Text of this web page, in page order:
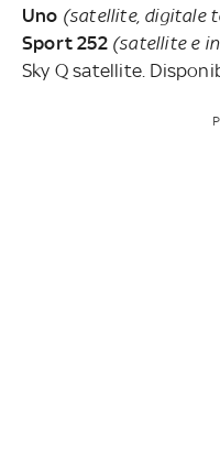
Uno (satellite, digitale
Sport 252 (satellite e
Sky Q satellite.